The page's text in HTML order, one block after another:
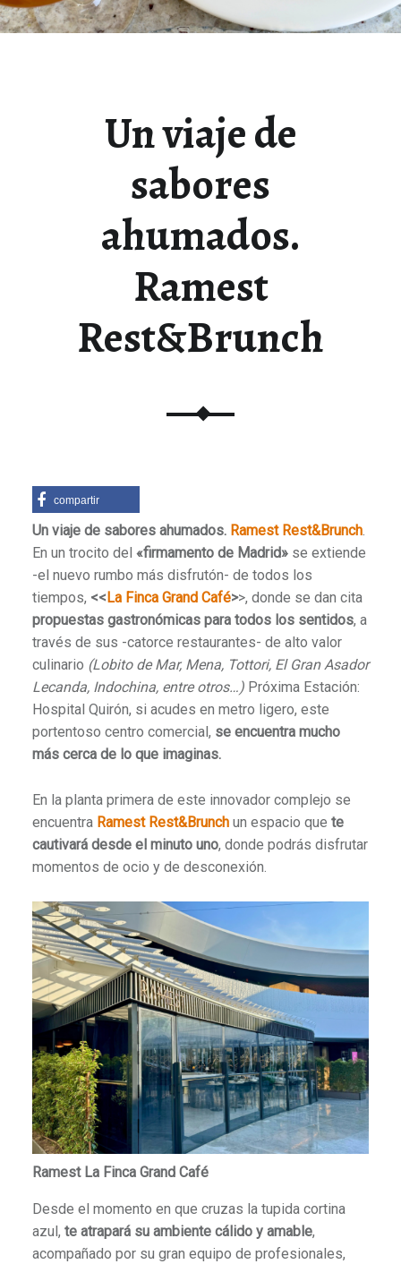
Un viaje de
sabores
ahumados.
Ramest
Rest&Brunch
compartir
Un viaje de sabores ahumados. Ramest Rest&Brunch.
En un trocito del «firmamento de Madrid»se extiende
-el nuevo rumbo más disfrutón- de todos los
tiempos, <<La Finca Grand Café>>, donde se dan cita
propuestas gastronómicas para todos los sentidos, a
través de sus -catorce restaurantes- de alto valor
culinario (Lobito de Mar, Mena, Tottori, El Gran Asador
Lecanda, Indochina, entre otros…)Próxima Estación:
Hospital Quirón, si acudes en metro ligero, este
portentoso centro comercial, se encuentra mucho
más cerca de lo que imaginas.
En la planta primera de este innovador complejo se
encuentra Ramest Rest&Brunchun espacio que te
cautivará desde el minuto uno, donde podrás disfrutar
momentos de ocio y de desconexión.
Ramest La Finca Grand Café
Desde el momento en que cruzas la tupida cortina
azul, te atrapará su ambiente cálido y amable,
acompañado por su gran equipo de profesionales,